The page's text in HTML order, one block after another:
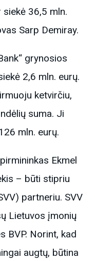
36,5 mln.
Sarp Demiray.
grynosios
2,6 mln. eurų.
ketvirčiu,
suma. Ji
mln. eurų.
Ekmel
– būti stipriu
partneriu. SVV
Lietuvos įmonių
BVP. Norint, kad
augtų, būtina